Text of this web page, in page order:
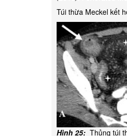
Túi thừa Meckel kết
Hình 25: Thủng túi